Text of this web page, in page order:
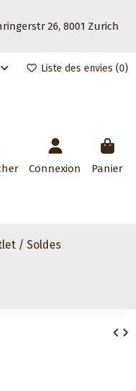
26, 8001 Zurich
Liste des envies (0)
Connexion Panier
/ Soldes